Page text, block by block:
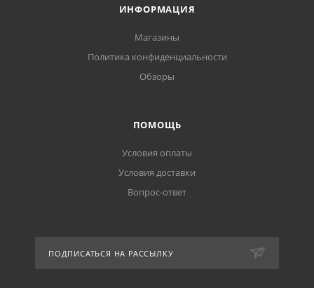
ИНФОРМАЦИЯ
Магазины
Политика конфиденциальности
Обзоры
ПОМОЩЬ
Условия оплаты
Условия доставки
Вопрос-ответ
ПОДПИСАТЬСЯ НА РАССЫЛКУ